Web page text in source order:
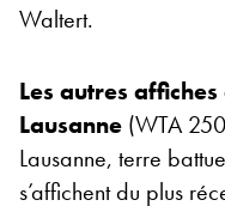
Waltert.
Les autres
Lausanne (WTA
Lausanne, terre
s’affichent du plus